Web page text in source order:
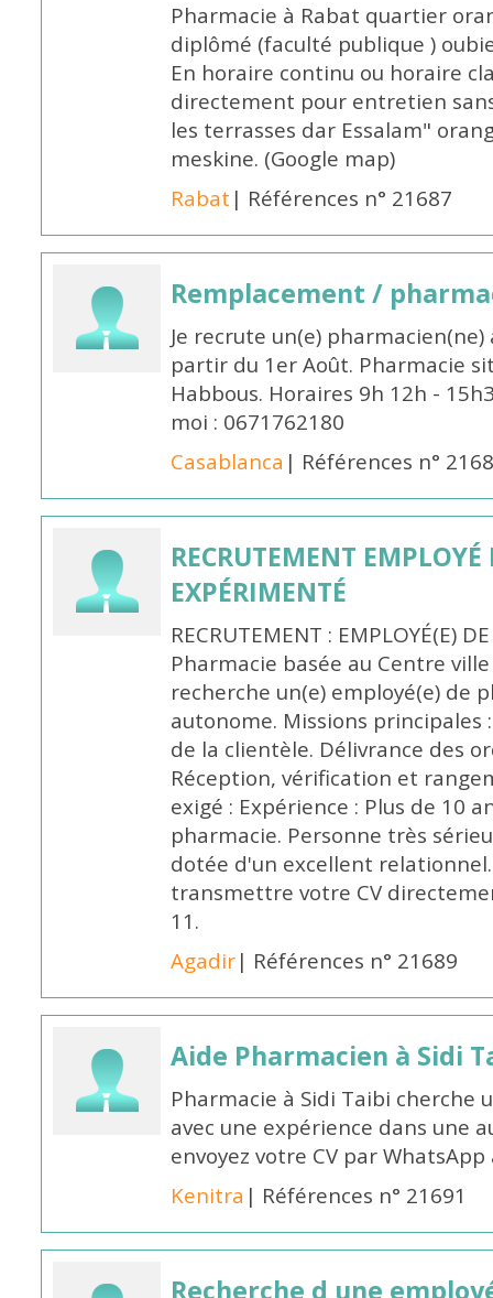
Pharmacie à Rabat quartier
diplômé (faculté publique )
En horaire continu ou horaire
directement pour entretien
les terrasses dar Essalam"
meskine. (Google map)
Rabat | Références n° 21687
Remplacement /
Je recrute un(e)
partir du 1er Août. Pharmacie
Habbous. Horaires 9h 12h -
moi : 0671762180
Casablanca | Références n°
RECRUTEMENT
EXPÉRIMENTÉ
RECRUTEMENT : EMPLOYÉ(E)
Pharmacie basée au Centre ville
recherche un(e) employé(e) de
autonome. Missions principales
de la clientèle. Délivrance des
Réception, vérification et
exigé : Expérience : Plus de 10
pharmacie. Personne très
dotée d'un excellent
transmettre votre CV
11.
Agadir| Références n° 21689
Aide Pharmacien à Sidi
Pharmacie à Sidi Taibi cherche
avec une expérience dans une
envoyez votre CV par
Kenitra | Références n° 21691
Recherche d une